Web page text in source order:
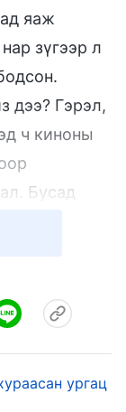
яаж
зүгээр л
дээ? Гэрэл,
ч киноны
Бусад
миний
ургац